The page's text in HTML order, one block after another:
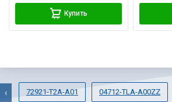
Купить
72921-T2A-A01 04712-TLA-A00ZZ
‹